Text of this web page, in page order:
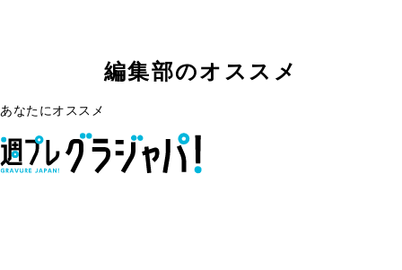
編集部のオススメ
あなたにオススメ